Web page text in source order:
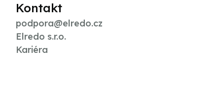
Kontakt
podpora@elredo.cz
Elredo s.r.o.
Kariéra